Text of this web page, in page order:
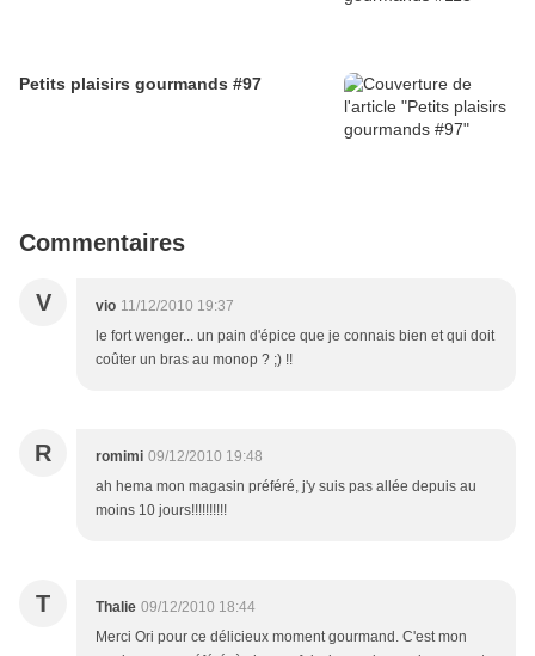
Petits plaisirs gourmands #97
Commentaires
V vio 11/12/2010 19:37
le fort wenger... un pain d'épice que je connais bien et qui doit
coûter un bras au monop ? ;) !!
R romimi 09/12/2010 19:48
ah hema mon magasin préféré, j'y suis pas allée depuis au
moins 10 jours!!!!!!!!!!
T Thalie 09/12/2010 18:44
Merci Ori pour ce délicieux moment gourmand. C'est mon